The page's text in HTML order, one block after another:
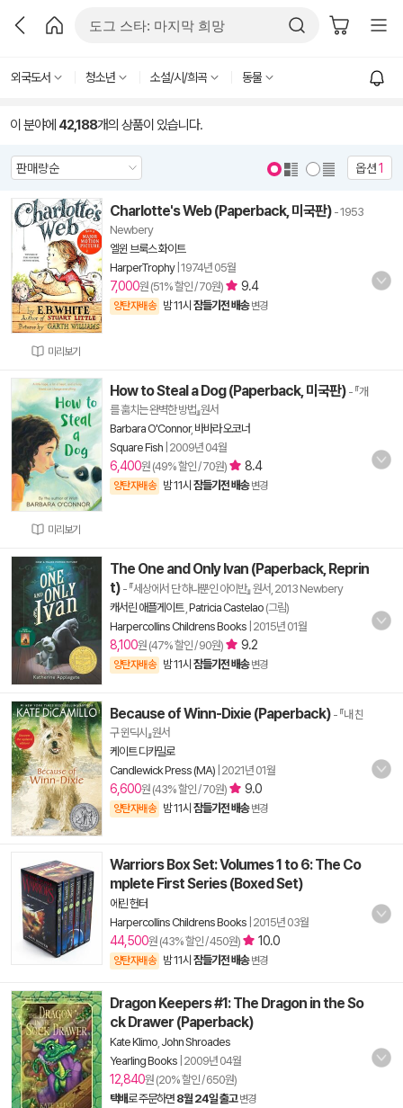
외국도서 청소년 소설/시/희곡 동물
이 분야에 42,188개의 상품이 있습니다.
옵션1
미리보기
Charlotte's Web (Paperback, 미국판) - 1953
Newbery
엘윈 브룩스 화이트
HarperTrophy| 1974년 05월
7,000원 (51% 할인 / 70원) 9.4
양탄자배송 밤 11시 잠들기전 배송 변경
미리보기
How to Steal a Dog (Paperback, 미국판) - 『개
를 훔치는 완벽한 방법』원서
Barbara O'Connor, 바바라 오코너
Square Fish 2009년 04월
6,400원 (49% 할인 / 70원) 8.4
양탄자배송 밤 11시 잠들기전 배송 변경
The One and Only Ivan (Paperback, Reprin
t) - 『세상에서 단 하나뿐인 아이반』 원서, 2013 Newbery
캐서린 애플게이트, Patricia Castelao (그림)
Harpercollins Childrens Books 2015년 01월
8,100원 (47% 할인 / 90원) 9.2
양탄자배송 밤 11시 잠들기전 배송 변경
Because of Winn-Dixie (Paperback) - 『내 친
구 윈딕시』원서
케이트 디카밀로
Candlewick Press (MA) 2021년 01월
6,600원 (43% 할인 / 70원) 9.0
양탄자배송 밤 11시 잠들기전 배송 변경
Warriors Box Set: Volumes 1 to 6: The Co
mplete First Series (Boxed Set)
에린 헌터
Harpercollins Childrens Books 2015년 03월
44,500원 (43% 할인 / 450원) 10.0
양탄자배송 밤 11시 잠들기전 배송 변경
Dragon Keepers #1: The Dragon in the So
ck Drawer (Paperback)
Kate Klimo John Shroades
Yearling Books 2009년 04월
12,840원 (20% 할인 / 650원)
택배로 주문하면 8월 24일 출고 변경